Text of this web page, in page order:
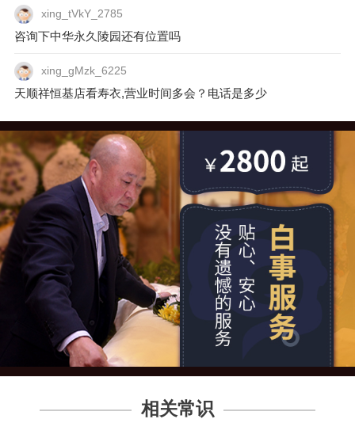
xing_tVkY_2785
咨询下中华永久陵园还有位置吗
xing_gMzk_6225
天顺祥恒基店看寿衣,营业时间多会？电话是多少
相关常识